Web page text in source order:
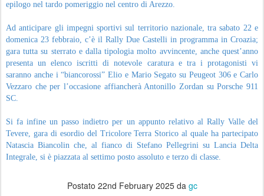
epilogo nel tardo pomeriggio nel centro di Arezzo.
Ad anticipare gli impegni sportivi sul territorio nazionale, tra sabato 22 e
domenica 23 febbraio, c’è il Rally Due Castelli in programma in Croazia;
gara tutta su sterrato e dalla tipologia molto avvincente, anche quest’anno
presenta un elenco iscritti di notevole caratura e tra i protagonisti vi
saranno anche i “biancorossi” Elio e Mario Segato su Peugeot 306 e Carlo
Vezzaro che per l’occasione affiancherà Antonillo Zordan su Porsche 911
SC.
Si fa infine un passo indietro per un appunto relativo al Rally Valle del
Tevere, gara di esordio del Tricolore Terra Storico al quale ha partecipato
Natascia Biancolin che, al fianco di Stefano Pellegrini su Lancia Delta
Integrale, si è piazzata al settimo posto assoluto e terzo di classe.
Postato 22nd February 2025da gc